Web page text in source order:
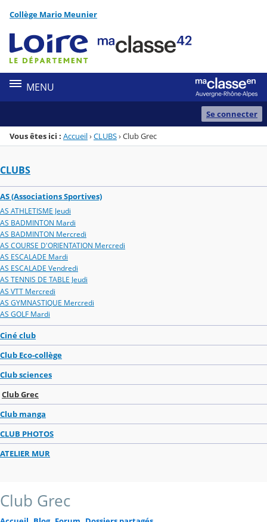
Menu de la rubrique
Contenu
Collège Mario Meunier
MENU
Se connecter
Vous êtes ici : Accueil›CLUBS›Club Grec
CLUBS
AS (Associations Sportives)
AS ATHLETISME Jeudi
AS BADMINTON Mardi
AS BADMINTON Mercredi
AS COURSE D'ORIENTATION Mercredi
AS ESCALADE Mardi
AS ESCALADE Vendredi
AS TENNIS DE TABLE Jeudi
AS VTT Mercredi
AS GYMNASTIQUE Mercredi
AS GOLF Mardi
Ciné club
Club Eco-collège
Club sciences
Club Grec
Club manga
CLUB PHOTOS
ATELIER MUR
Club Grec